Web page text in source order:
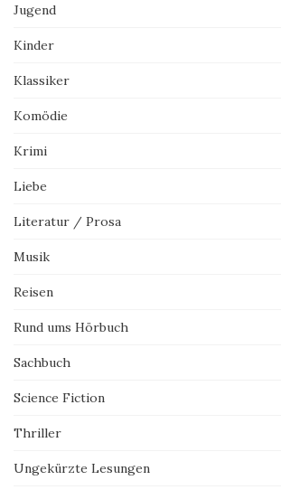
Jugend
Kinder
Klassiker
Komödie
Krimi
Liebe
Literatur / Prosa
Musik
Reisen
Rund ums Hörbuch
Sachbuch
Science Fiction
Thriller
Ungekürzte Lesungen